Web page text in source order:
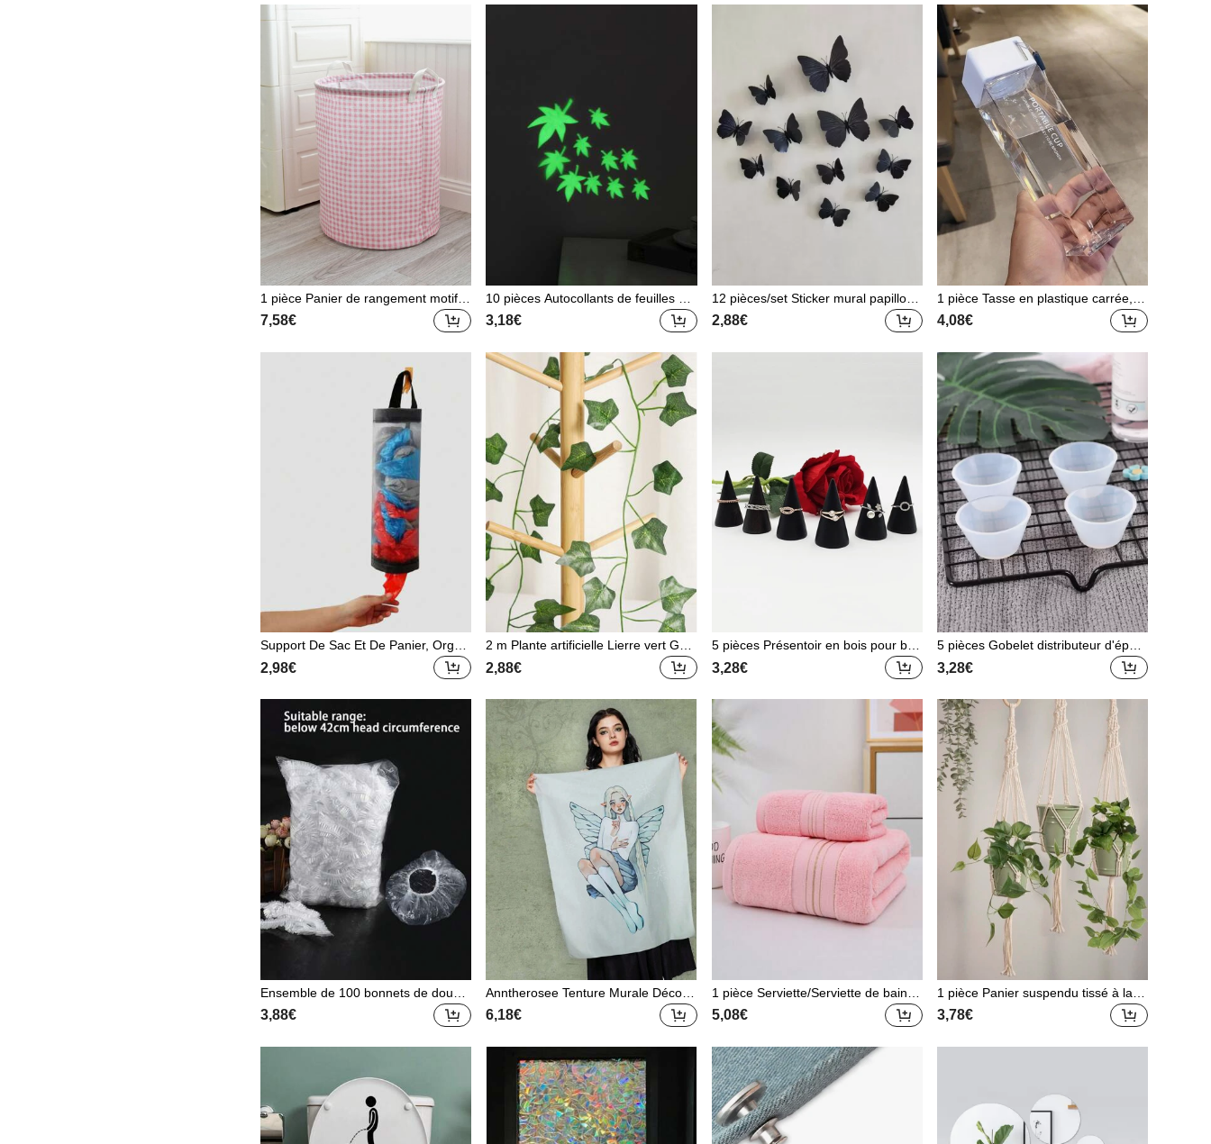
cadeau pour la Saint-Valentin et la re
ntrée scolaire
alimentaire, boîte alimentaire conven
1 pièce Panier de rangement motif c
arreaux, panier à linge pour vêteme
nts, pantalons, chaussures, jeans, b
isateur de salle de bain, panier de ra
ngement, panier à linge pliable
7,58€
10 pièces Autocollants de feuilles d'é
rable artificielles lumineuses de taille
s et formes aléatoires qui brillent dan
son, le salon, la chambre, le bureau
3,18€
12 pièces/set Sticker mural papillon
3D, sticker papillon en plastique mod
erne pour mariage, maison, stickers,
vinyle pour décorations de la maiso
2,88€
1 pièce Tasse en plastique carrée, ta
sse portable simple et personnalisé
e, bouteille d'eau
4,08€
Support De Sac Et De Panier, Organi
sateur Mural De Cuisine
2,98€
2 m Plante artificielle Lierre vert Guirl
ande de feuilles Soie Suspension mu
rale Vigne Décoration maison et jardi
e de feuilles Décoration de chambre,
Plantes artificielles, Décoration d'aut
omne, Pièce, Bureau, Décoration de
jardin, Articles de décoration de pièc
e Cadeau de Noël
2,88€
5 pièces Présentoir en bois pour bag
ues, support de bague conique noir
pour le stockage de bijoux, Saint-Val
3,28€
5 pièces Gobelet distributeur d'épox
y DIY
3,28€
Ensemble de 100 bonnets de douch
e jetables en plastique transparent d
e grande taille (pour une circonféren
3,88€
Anntherosee Tenture Murale Décora
tive Pour Poster De Dortoir De Cham
bre À Coucher De Style Fille Ailée À
6,18€
1 pièce Serviette/Serviette de bain et
2 pièces Set (Serviette de bain + Ser
viette)/2 pièces Set de serviettes de
ban doré, Épais, Absorbant, Doux, P
eau-Friendly, Indispensables de sall
e de bain
5,08€
1 pièce Panier suspendu tissé à la m
ain en forme de spirale bohème, filet
multifonctionnel (pot de plante non in
3,78€